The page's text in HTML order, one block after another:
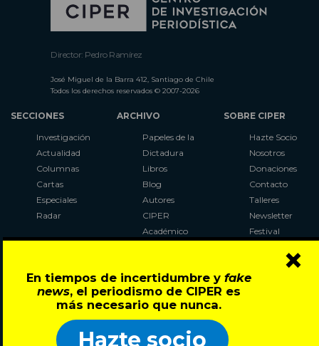
En tiempos de incertidumbre y fake
news, el periodismo de CIPER es
más necesario que nunca.
Hazte socio
×
Director: Pedro Ramírez
José Miguel de la Barra 412, Santiago de Chile
Todos los derechos reservados © 2007-2026
SECCIONES
Investigación
Actualidad
Columnas
Cartas
Especiales
Radar
ARCHIVO
Papeles de la
Dictadura
Libros
Blog
Autores
CIPER
Académico
Al Plebiscito
con CIPER
SOBRE CIPER
Hazte Socio
Nosotros
Donaciones
Contacto
Talleres
Newsletter
Festival